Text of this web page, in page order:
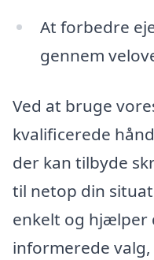
At forbedre
gennem
Ved at bruge
kvalificerede
der kan tilbyde
til netop din
enkelt og
informerede